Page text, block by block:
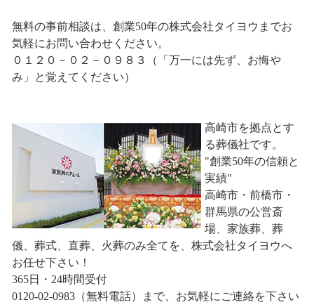
無料の事前相談は、創業50年の株式会社タイヨウまでお
気軽にお問い合わせください。
０１２０－０２－０９８３（「万一には先ず、お悔や
み」と覚えてください）
高崎市を拠点とす
る葬儀社です。
"創業50年の信頼と
実績"
高崎市・前橋市・
群馬県の公営斎
場、家族葬、葬
儀、葬式、直葬、火葬のみ全てを、株式会社タイヨウへ
お任せ下さい！
365日・24時間受付
0120-02-0983（無料電話）まで、お気軽にご連絡を下さい